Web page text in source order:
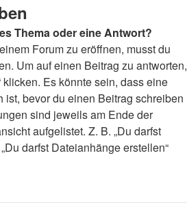
Thema oder eine Antwort?
Forum zu eröffnen, musst du
Um auf einen Beitrag zu antworten,
klicken. Es könnte sein, dass eine
ist, bevor du einen Beitrag schreiben
sind jeweils am Ende der
aufgelistet. Z. B. „Du darfst
darfst Dateianhänge erstellen“